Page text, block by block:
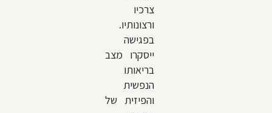
צרכיו
ורצונותיו.
בפגישה
ייסקרו מצב
בריאותו
הנפשית
והפיזית של